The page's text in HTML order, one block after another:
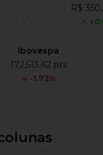
R$
Ibovespa
172,513,42 pts
-1.73%